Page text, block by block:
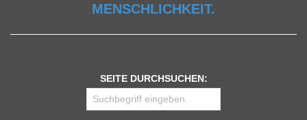
MENSCHLICHKEIT.
SEITE DURCHSUCHEN: